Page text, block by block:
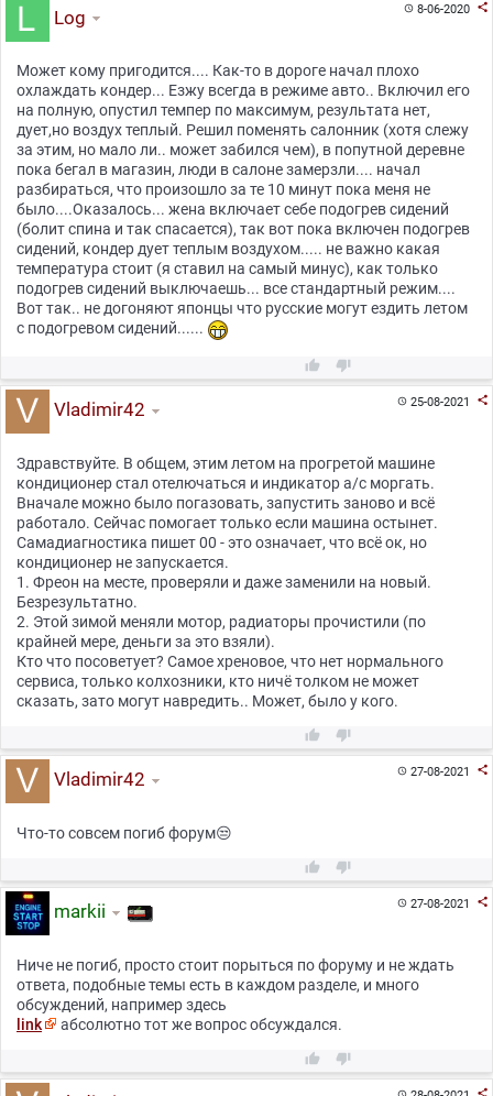
8-06-2020 
Log
Может кому пригодится.... Как-то в дороге начал плохо
охлаждать кондер... Езжу всегда в режиме авто.. Включил его
на полную, опустил темпер по максимум, результата нет,
дует,но воздух теплый. Решил поменять салонник (хотя слежу
за этим, но мало ли.. может забился чем), в попутной деревне
пока бегал в магазин, люди в салоне замерзли.... начал
разбираться, что произошло за те 10 минут пока меня не
было....Оказалось... жена включает себе подогрев сидений
(болит спина и так спасается), так вот пока включен подогрев
сидений, кондер дует теплым воздухом..... не важно какая
температура стоит (я ставил на самый минус), как только
подогрев сидений выключаешь... все стандартный режим....
Вот так.. не догоняют японцы что русские могут ездить летом
с подогревом сидений......
 
25-08-2021 
Vladimir42
Здравствуйте. В общем, этим летом на прогретой машине
кондиционер стал отелючаться и индикатор a/c моргать.
Вначале можно было погазовать, запустить заново и всë
работало. Сейчас помогает только если машина остынет.
Самадиагностика пишет 00 - это означает, что всë ок, но
кондиционер не запускается.
1. Фреон на месте, проверяли и даже заменили на новый.
Безрезультатно.
2. Этой зимой меняли мотор, радиаторы прочистили (по
крайней мере, деньги за это взяли).
Кто что посоветует? Самое хреновое, что нет нормального
сервиса, только колхозники, кто ничё толком не может
сказать, зато могут навредить.. Может, было у кого.
 
27-08-2021 
Vladimir42
Что-то совсем погиб форум😒
 
27-08-2021 
markii
Ниче не погиб, просто стоит порыться по форуму и не ждать
ответа, подобные темы есть в каждом разделе, и много
обсуждений, например здесь
link
абсолютно тот же вопрос обсуждался.
 
